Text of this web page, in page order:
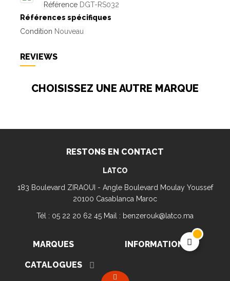
Référence DGT-RS032
Références spécifiques
Condition Nouveau
REVIEWS
CHOISISSEZ UNE AUTRE MARQUE
RESTONS EN CONTACT
LATCO
183 Boulevard ZIRAOUI - Angle Boulevard Moulay Youssef
20100 Casablanca Maroc
Tél : 05 22 20 62 45 Mail : benzerouk@latco.ma
MARQUES
CATALOGUES 
INFORMATION 